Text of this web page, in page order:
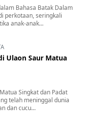
Bahasa Batak Dalam
perkotaan, seringkali
anak-anak...
Ulaon Saur Matua
Singkat dan Padat
telah meninggal dunia
dan cucu...